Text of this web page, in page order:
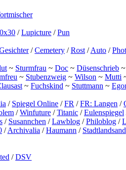
/Lupicture /Pun
/Cemetery /Rost /Auto /
~ Sturmfrau ~ Doc ~ Düsenschrieb ~
~ Stubenzweig ~ Wilson ~ Mutti
~ Fuchskind ~ Stuttmann ~
/ Spiegel Online /FR /FR: Langen /
/Winfuture /Titanic /Eulenspiegel
/ Susannchen /Lawblog /Philoblog /
/Archivalia /Haumann / Stadtlandsand
/DSV